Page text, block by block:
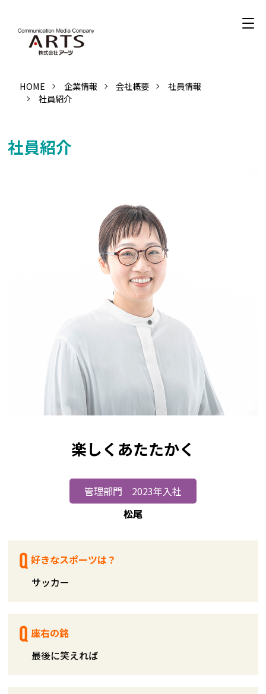
HOME 企業情報 会社概要
社員情報
社員紹介
社員紹介
楽しくあたたかく
管理部門 2023年入社
好きなスポーツは？
サッカー
座右の銘
最後に笑えれば